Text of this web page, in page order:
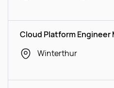
Cloud Platform
Winterthur